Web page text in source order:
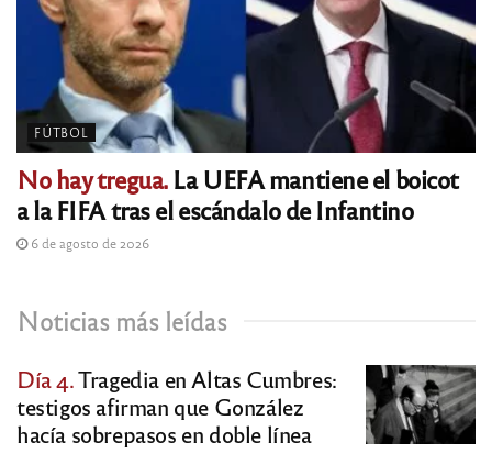
FÚTBOL
No hay tregua.La UEFA mantiene el boicot
a la FIFA tras el escándalo de Infantino
6 de agosto de 2026
Noticias más leídas
Día 4.Tragedia en Altas Cumbres:
testigos afirman que González
hacía sobrepasos en doble línea